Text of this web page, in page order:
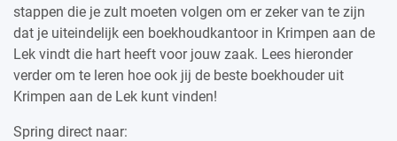
stappen die je zult moeten volgen om er zeker van te zijn
dat je uiteindelijk een boekhoudkantoor in Krimpen aan de
Lek vindt die hart heeft voor jouw zaak. Lees hieronder
verder om te leren hoe ook jij de beste boekhouder uit
Krimpen aan de Lek kunt vinden!
Spring direct naar: